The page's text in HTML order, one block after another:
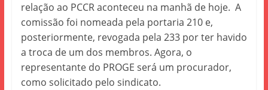
relação ao PCCR aconteceu na manhã de hoje. A
comissão foi nomeada pela portaria 210 e,
posteriormente, revogada pela 233 por ter havido
a troca de um dos membros. Agora, o
representante do PROGE será um procurador,
como solicitado pelo sindicato.